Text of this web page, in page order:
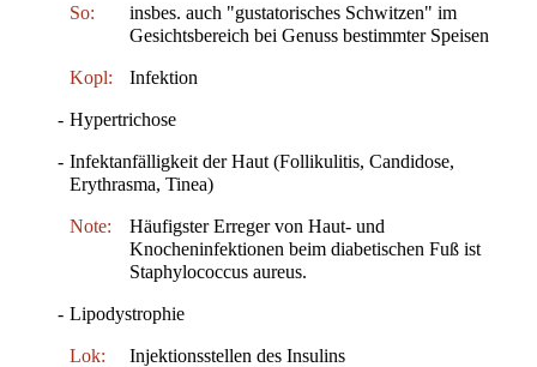
So:
insbes. auch "gustatorisches Schwitzen" im
Gesichtsbereich bei Genuss bestimmter Speisen
Kopl: Infektion
- Hypertrichose
- Infektanfälligkeit der Haut (Follikulitis, Candidose,
Erythrasma, Tinea)
Note:
Häufigster Erreger von Haut- und
Knocheninfektionen beim diabetischen Fuß ist
Staphylococcus aureus.
- Lipodystrophie
Lok: Injektionsstellen des Insulins